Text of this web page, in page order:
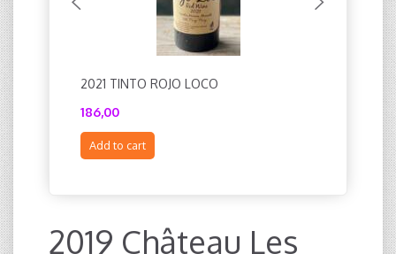
2021 TINTO ROJO LOCO
186,00
Add to cart
2021
Add to
2019 Château Les